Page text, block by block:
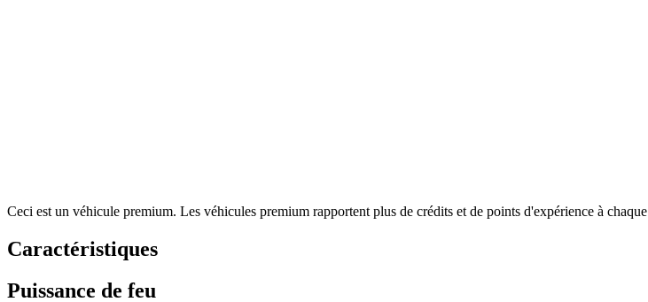
Ceci est un véhicule premium. Les véhicules premium rapportent plus de crédits et de points d'expérience à
Caractéristiques
Puissance de feu